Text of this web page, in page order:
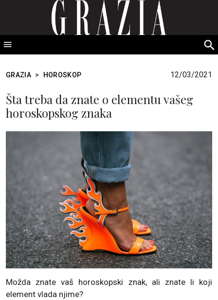
GRAZIA Srbija
GRAZIA > HOROSKOP 12/03/2021
Šta treba da znate o elementu vašeg
horoskopskog znaka
Možda znate vaš horoskopski znak, ali znate li koji
element vlada njime?